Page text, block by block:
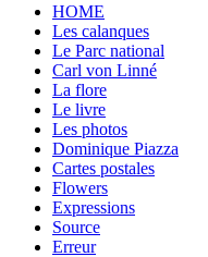
HOME
Les calanques
Le Parc national
Carl von Linné
La flore
Le livre
Les photos
Dominique Piazza
Cartes postales
Flowers
Expressions
Source
Erreur